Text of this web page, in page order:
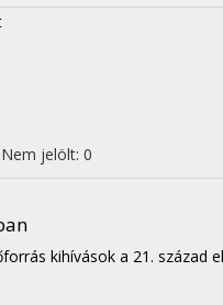
jelölt: 0
kihívások a 21. század